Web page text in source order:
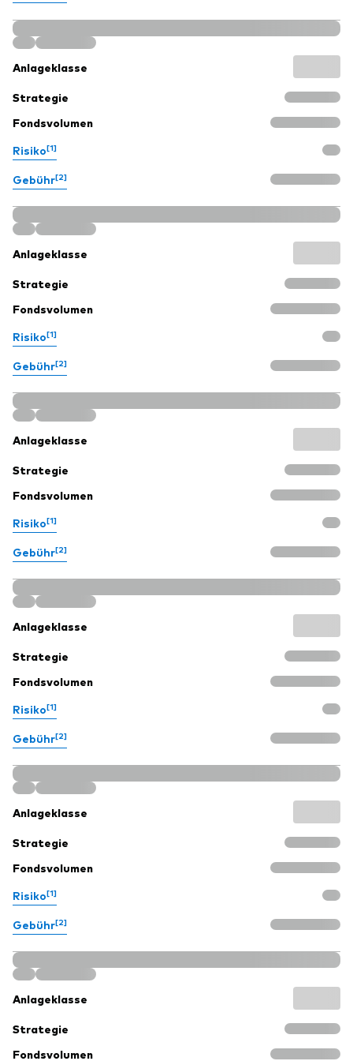
Ressourcen
Marktvolatilität
Research
Anbieterliste
Vanguard Modellportfolios
Vanguard Beratungsstudie
Anlageklasse
Strategie
Fondsvolumen
Risiko[1]
Gebühr[2]
Anlageklasse
Strategie
Fondsvolumen
Risiko[1]
Gebühr[2]
Anlageklasse
Strategie
Fondsvolumen
Risiko[1]
Gebühr[2]
Anlageklasse
Strategie
Fondsvolumen
Risiko[1]
Gebühr[2]
Anlageklasse
Strategie
Fondsvolumen
Risiko[1]
Gebühr[2]
Anlageklasse
Strategie
Fondsvolumen